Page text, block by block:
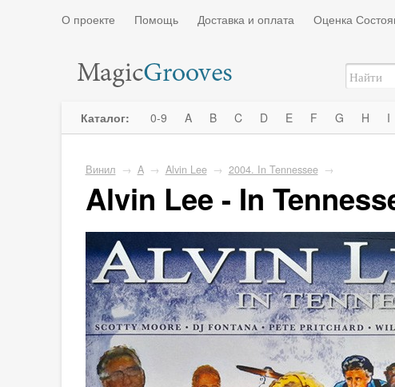
О проекте Помощь Доставка и оплата Оценка
Каталог: 0-9 A B C D E F G H I
Винил → A → Alvin Lee → 2004. In Tennessee →
Alvin Lee - In